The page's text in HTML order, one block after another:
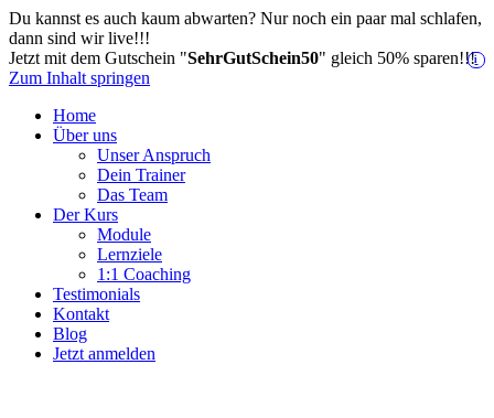
Du kannst es auch kaum abwarten? Nur noch ein paar mal schlafen,
dann sind wir live!!!
Jetzt mit dem Gutschein "SehrGutSchein50" gleich 50% sparen!!!i
Zum Inhalt springen
Home
Über uns
Unser Anspruch
Dein Trainer
Das Team
Der Kurs
Module
Lernziele
1:1 Coaching
Testimonials
Kontakt
Blog
Jetzt anmelden